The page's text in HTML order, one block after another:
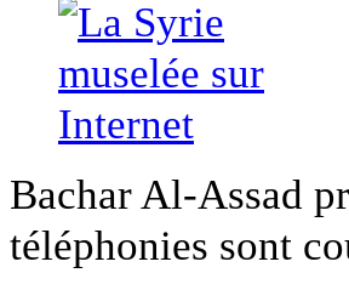
Bachar Al-Assad
téléphonies sont